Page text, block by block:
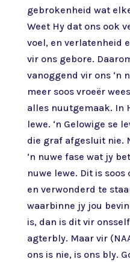
gebrokenheid wat
Weet Hy dat ons ook
voel, en verlatenheid
vir ons gebore.
vanoggend vir ons ‘n
meer soos vroeër
alles nuutgemaak. In
lewe. ‘n Gelowige se
die graf afgesluit nie.
‘n nuwe fase wat jy
nuwe lewe. Dit is
en verwonderd te
waarbinne jy jou
is, dan is dit vir
agterbly. Maar vir
ons is nie, is ons bly.